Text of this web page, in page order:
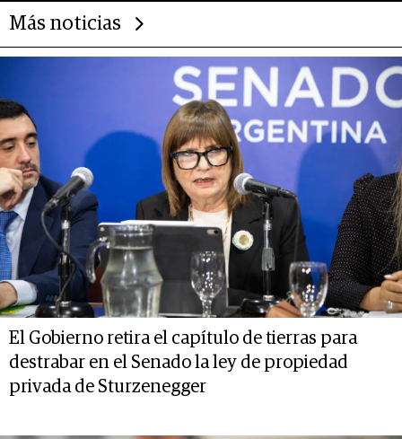
Más noticias
El Gobierno retira el capítulo de tierras para
destrabar en el Senado la ley de propiedad
privada de Sturzenegger